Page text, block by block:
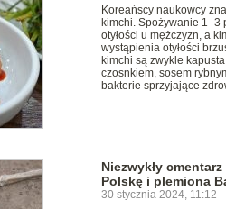
Koreańscy naukowcy
kimchi. Spożywanie
otyłości u mężczyzn, a
wystąpienia otyłości
kimchi są zwykle
czosnkiem, sosem
bakterie sprzyjające
Niezwykły
Polskę i plemiona
30 stycznia 2024, 11:12